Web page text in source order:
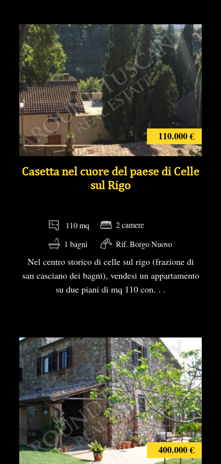
110.000 €
Casetta nel cuore del paese di Celle
sul Rigo
110 mq
1 bagni
2 camere
Rif. Borgo Nuovo
Nel centro storico di celle sul rigo (frazione di
san casciano dei bagni), vendesi un appartamento
su due piani di mq 110 con. . .
400.000 €